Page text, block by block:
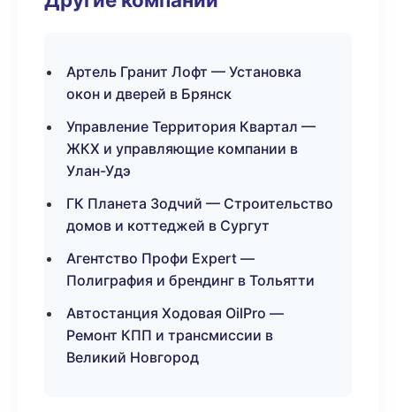
Артель Гранит Лофт — Установка
окон и дверей в Брянск
Управление Территория Квартал —
ЖКХ и управляющие компании в
Улан-Удэ
ГК Планета Зодчий — Строительство
домов и коттеджей в Сургут
Агентство Профи Expert —
Полиграфия и брендинг в Тольятти
Автостанция Ходовая OilPro —
Ремонт КПП и трансмиссии в
Великий Новгород